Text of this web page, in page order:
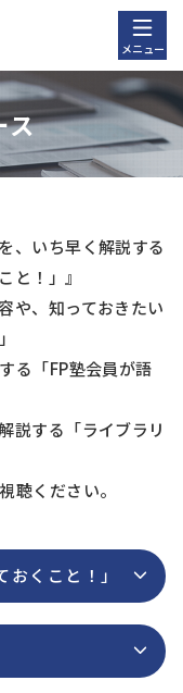
メニュー
ス
、いち早く解説する
と！」』
や、知っておきたい
る「FP塾会員が語
説する「ライブラリ
聴ください。
くこと！」